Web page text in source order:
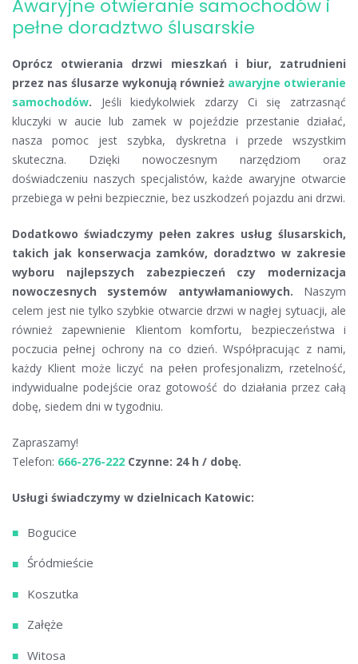
Awaryjne otwieranie samochodów i
pełne doradztwo ślusarskie
Oprócz otwierania drzwi mieszkań i biur, zatrudnieni
przez nas ślusarze wykonują również awaryjne otwieranie
samochodów. Jeśli kiedykolwiek zdarzy Ci się zatrzasnąć
kluczyki w aucie lub zamek w pojeździe przestanie działać,
nasza pomoc jest szybka, dyskretna i przede wszystkim
skuteczna. Dzięki nowoczesnym narzędziom oraz
doświadczeniu naszych specjalistów, każde awaryjne otwarcie
przebiega w pełni bezpiecznie, bez uszkodzeń pojazdu ani drzwi.
Dodatkowo świadczymy pełen zakres usług ślusarskich,
takich jak konserwacja zamków, doradztwo w zakresie
wyboru najlepszych zabezpieczeń czy modernizacja
nowoczesnych systemów antywłamaniowych. Naszym
celem jest nie tylko szybkie otwarcie drzwi w nagłej sytuacji, ale
również zapewnienie Klientom komfortu, bezpieczeństwa i
poczucia pełnej ochrony na co dzień. Współpracując z nami,
każdy Klient może liczyć na pełen profesjonalizm, rzetelność,
indywidualne podejście oraz gotowość do działania przez całą
dobę, siedem dni w tygodniu.
Zapraszamy!
Telefon: 666-276-222 Czynne: 24 h / dobę.
Usługi świadczymy w dzielnicach Katowic:
Bogucice
Śródmieście
Koszutka
Załęże
Witosa